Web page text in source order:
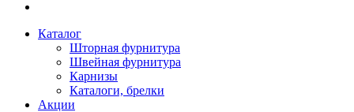
Каталог
Шторная фурнитура
Швейная фурнитура
Карнизы
Каталоги, брелки
Акции